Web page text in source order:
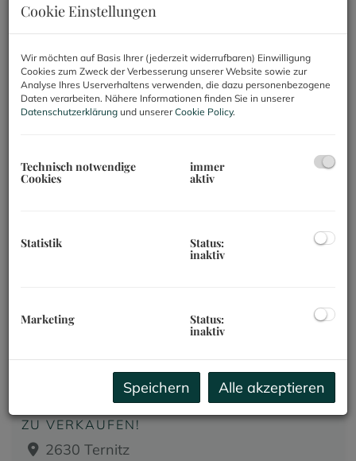
-
Nutzfläche (von/bis)
-
Filter zurücksetzen
NEU! APARTMENTHAUS MIT 20
EINHEITEN FÜR KURZ- UND
LANGZEITVERMIETUNGZEITVERMIETUNG
ZU VERKAUFEN!
2630 Ternitz
Cookie Einstellungen
Wir möchten auf Basis Ihrer (jederzeit widerrufbaren) Einwilligung
Cookies zum Zweck der Verbesserung unserer Website sowie zur
Analyse Ihres Userverhaltens verwenden, die dazu personenbezogene
Daten verarbeiten. Nähere Informationen finden Sie in unserer
Datenschutzerklärung und unsererCookie Policy.
Technisch notwendige
Cookies
immer
aktiv
Statistik Status:
inaktiv
Marketing Status:
inaktiv
Speichern Alle akzeptieren